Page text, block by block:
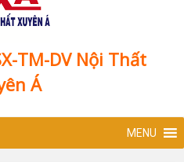
TM-DV Nội Thất
Á
MENU